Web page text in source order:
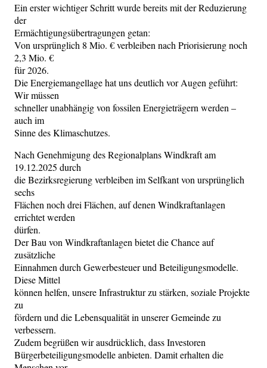
Ein erster wichtiger Schritt wurde bereits mit der Reduzierung
der
Ermächtigungsübertragungen getan:
Von ursprünglich 8 Mio. € verbleiben nach Priorisierung noch
2,3 Mio. €
für 2026.
Die Energiemangellage hat uns deutlich vor Augen geführt:
Wir müssen
schneller unabhängig von fossilen Energieträgern werden –
auch im
Sinne des Klimaschutzes.
Nach Genehmigung des Regionalplans Windkraft am
19.12.2025 durch
die Bezirksregierung verbleiben im Selfkant von ursprünglich
sechs
Flächen noch drei Flächen, auf denen Windkraftanlagen
errichtet werden
dürfen.
Der Bau von Windkraftanlagen bietet die Chance auf
zusätzliche
Einnahmen durch Gewerbesteuer und Beteiligungsmodelle.
Diese Mittel
können helfen, unsere Infrastruktur zu stärken, soziale Projekte
zu
fördern und die Lebensqualität in unserer Gemeinde zu
verbessern.
Zudem begrüßen wir ausdrücklich, dass Investoren
Bürgerbeteiligungsmodelle anbieten. Damit erhalten die